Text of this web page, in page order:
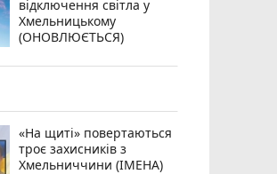
відключення світла у
Хмельницькому
(ОНОВЛЮЄТЬСЯ)
«На щиті» повертаються
троє захисників з
Хмельниччини (ІМЕНА)